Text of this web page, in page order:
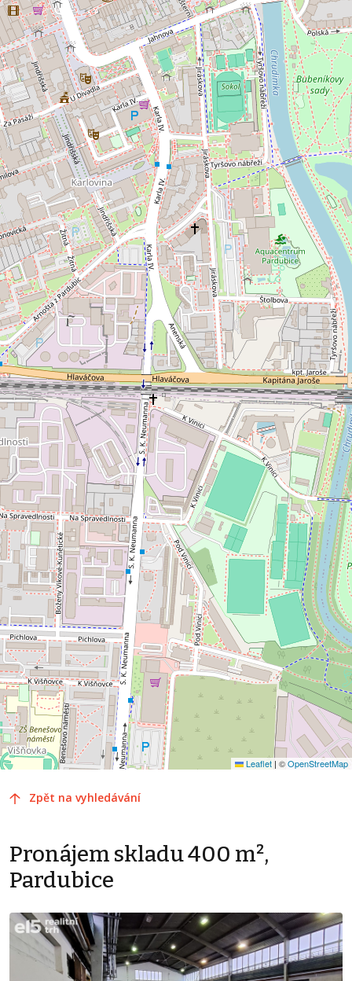
Leaflet | ©OpenStreetMap
Zpět na vyhledávání
Pronájem skladu 400 m²,
Pardubice